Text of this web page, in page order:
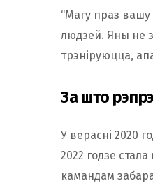
“Магу праз вашу
людзей. Яны не
трэніруюцца,
За што
У верасні 2020
2022 годзе
камандам